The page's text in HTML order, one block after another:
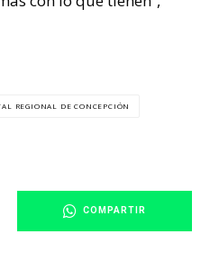
REGIONAL DE CONCEPCIÓN
COMPARTIR